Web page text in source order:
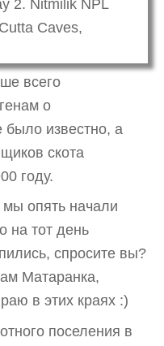
всего
о
известно, а
скота
году.
мы опять начали
на тот день
спросите вы?
Матаранка,
в этих краях :)
поселения в